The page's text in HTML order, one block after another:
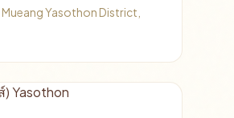
Yasothon District,